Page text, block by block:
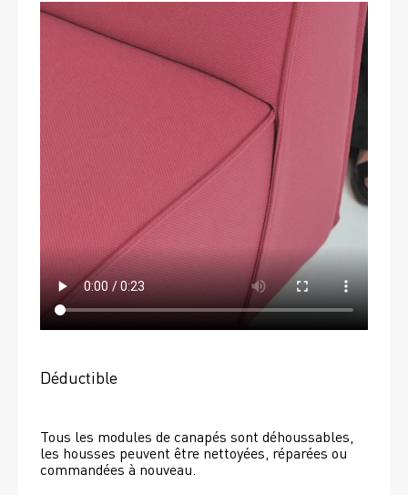
Déductible
Tous les modules de canapés sont déhoussables,
les housses peuvent être nettoyées, réparées ou
commandées à nouveau.